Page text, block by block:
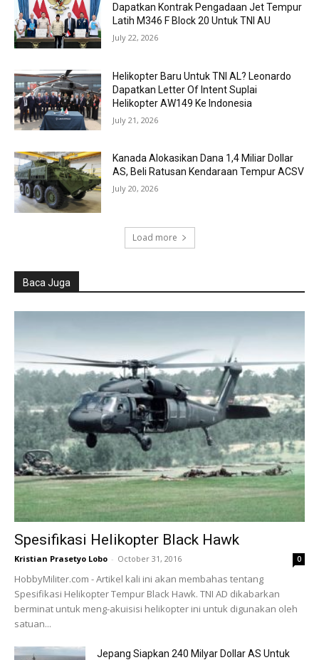
Dapatkan Kontrak Pengadaan Jet Tempur
Latih M346 F Block 20 Untuk TNI AU
July 22, 2026
Helikopter Baru Untuk TNI AL? Leonardo
Dapatkan Letter Of Intent Suplai
Helikopter AW149 Ke Indonesia
July 21, 2026
Kanada Alokasikan Dana 1,4 Miliar Dollar
AS, Beli Ratusan Kendaraan Tempur ACSV
July 20, 2026
Load more
Baca Juga
Spesifikasi Helikopter Black Hawk
Kristian Prasetyo Lobo - October 31, 2016 0
HobbyMiliter.com - Artikel kali ini akan membahas tentang
Spesifikasi Helikopter Tempur Black Hawk. TNI AD dikabarkan
berminat untuk meng-akuisisi helikopter ini untuk digunakan oleh
satuan...
Jepang Siapkan 240 Milyar Dollar AS Untuk